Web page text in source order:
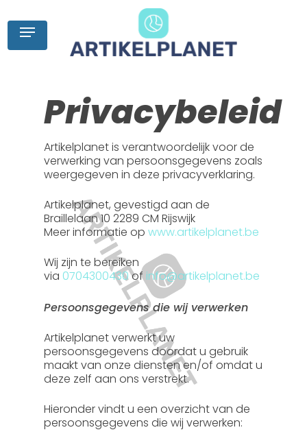
content
Menu
Privacybeleid
Artikelplanet is verantwoordelijk voor de
verwerking van persoonsgegevens zoals
weergegeven in deze privacyverklaring.
Artikelplanet, gevestigd aan de
Braillelaan 10 2289 CM Rijswijk
Meer informatie opwww.artikelplanet.be
Wij zijn te bereiken
via 0704300430of info@artikelplanet.be
Persoonsgegevens die wij verwerken
Artikelplanet verwerkt uw
persoonsgegevens doordat u gebruik
maakt van onze diensten en/of omdat u
deze zelf aan ons verstrekt.
Hieronder vindt u een overzicht van de
persoonsgegevens die wij verwerken: